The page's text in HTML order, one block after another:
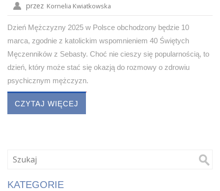
przez Kornelia Kwiatkowska
Dzień Mężczyzny 2025 w Polsce obchodzony będzie 10
marca, zgodnie z katolickim wspomnieniem 40 Świętych
Męczenników z Sebasty. Choć nie cieszy się popularnością, to
dzień, który może stać się okazją do rozmowy o zdrowiu
psychicznym mężczyzn.
CZYTAJ WIĘCEJ
KATEGORIE